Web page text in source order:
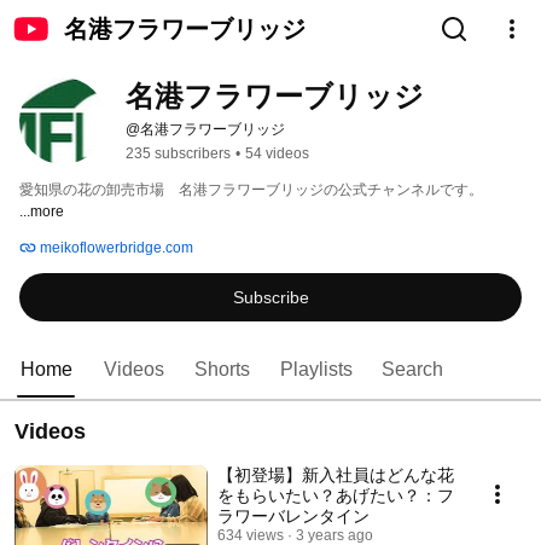
名港フラワーブリッジ
名港フラワーブリッジ
@名港フラワーブリッジ
235 subscribers • 54 videos
愛知県の花の卸売市場　名港フラワーブリッジの公式チャンネルです。
...more
meikoflowerbridge.com
Subscribe
Home Videos Shorts Playlists Search
Videos
【初登場】新入社員はどんな花
をもらいたい？あげたい？：フ
ラワーバレンタイン
634 views 3 years ago